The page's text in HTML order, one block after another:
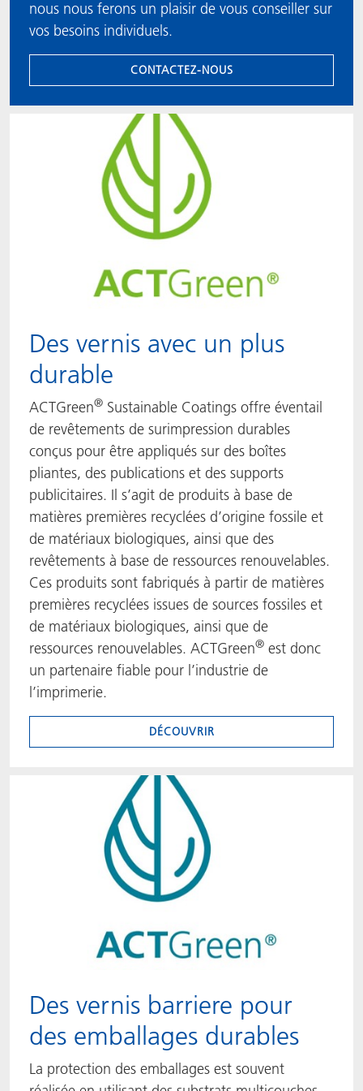
nous nous ferons un plaisir de vous conseiller sur
vos besoins individuels.
CONTACTEZ-NOUS
Des vernis avec un plus
durable
ACTGreen® Sustainable Coatings offre éventail
de revêtements de surimpression durables
conçus pour être appliqués sur des boîtes
pliantes, des publications et des supports
publicitaires. Il s’agit de produits à base de
matières premières recyclées d’origine fossile et
de matériaux biologiques, ainsi que des
revêtements à base de ressources renouvelables.
Ces produits sont fabriqués à partir de matières
premières recyclées issues de sources fossiles et
de matériaux biologiques, ainsi que de
ressources renouvelables. ACTGreen® est donc
un partenaire fiable pour l’industrie de
l’imprimerie.
DÉCOUVRIR
Des vernis barriere pour
des emballages durables
La protection des emballages est souvent